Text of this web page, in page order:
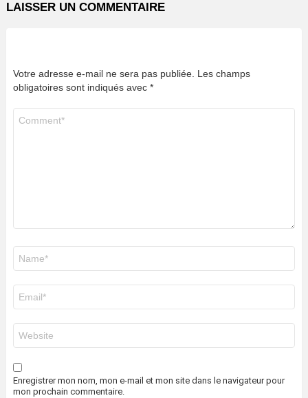
LAISSER UN COMMENTAIRE
Votre adresse e-mail ne sera pas publiée. Les champs
obligatoires sont indiqués avec *
mail
*
web
Enregistrer mon nom, mon e-mail et mon site dans le navigateur pour
mon prochain commentaire.